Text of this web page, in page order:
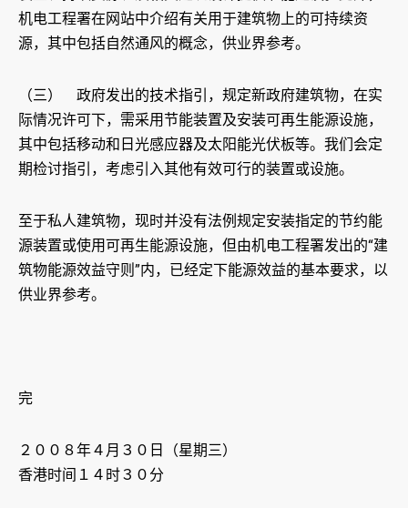
机电工程署在网站中介绍有关用于建筑物上的可持续资
源，其中包括自然通风的概念，供业界参考。
（三） 政府发出的技术指引，规定新政府建筑物，在实
际情况许可下，需采用节能装置及安装可再生能源设施，
其中包括移动和日光感应器及太阳能光伏板等。我们会定
期检讨指引，考虑引入其他有效可行的装置或设施。
至于私人建筑物，现时并没有法例规定安装指定的节约能
源装置或使用可再生能源设施，但由机电工程署发出的“建
筑物能源效益守则”内，已经定下能源效益的基本要求，以
供业界参考。
完
２００８年４月３０日（星期三）
香港时间１４时３０分